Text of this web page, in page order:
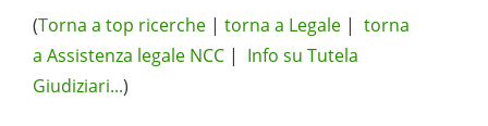
(Torna a top ricerche | torna a Legale | torna
a Assistenza legale NCC | Info su Tutela
Giudiziari...)